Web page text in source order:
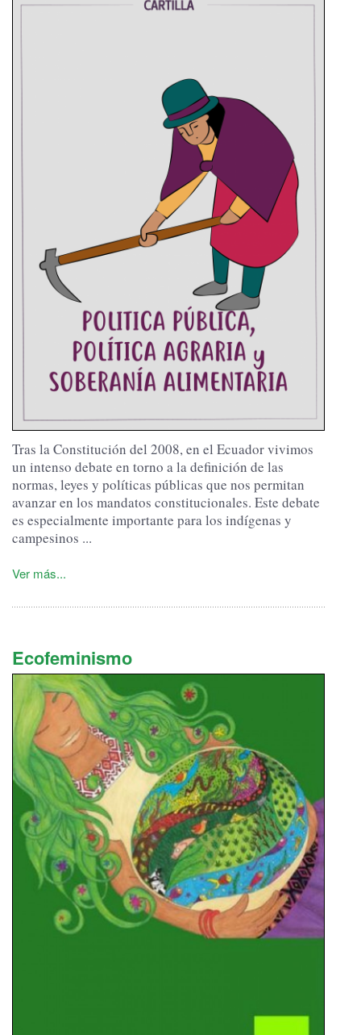
Tras la Constitución del 2008, en el Ecuador vivimos
un intenso debate en torno a la definición de las
normas, leyes y políticas públicas que nos permitan
avanzar en los mandatos constitucionales. Este debate
es especialmente importante para los indígenas y
campesinos ...
Ver más...
Ecofeminismo